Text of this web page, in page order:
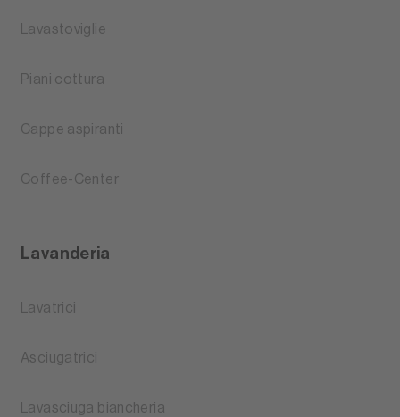
Lavastoviglie
Piani cottura
Cappe aspiranti
Coffee-Center
Lavanderia
Lavatrici
Asciugatrici
Lavasciuga biancheria